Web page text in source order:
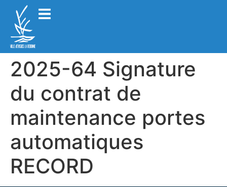
2025-64 Signature
du contrat de
maintenance portes
automatiques
RECORD